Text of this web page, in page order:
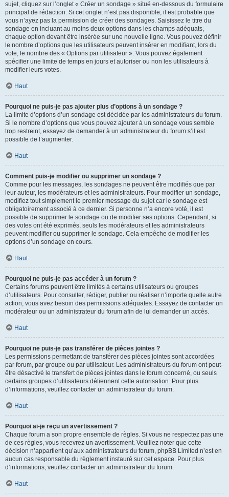
sujet, cliquez sur l’onglet « Créer un sondage » situé en-dessous du formulaire
principal de rédaction. Si cet onglet n’est pas disponible, il est probable que
vous n’ayez pas la permission de créer des sondages. Saisissez le titre du
sondage en incluant au moins deux options dans les champs adéquats,
chaque option devant être insérée sur une nouvelle ligne. Vous pouvez définir
le nombre d’options que les utilisateurs peuvent insérer en modifiant, lors du
vote, le nombre des « Options par utilisateur ». Vous pouvez également
spécifier une limite de temps en jours et autoriser ou non les utilisateurs à
modifier leurs votes.
Haut
Pourquoi ne puis-je pas ajouter plus d’options à un sondage ?
La limite d’options d’un sondage est décidée par les administrateurs du forum.
Si le nombre d’options que vous pouvez ajouter à un sondage vous semble
trop restreint, essayez de demander à un administrateur du forum s’il est
possible de l’augmenter.
Haut
Comment puis-je modifier ou supprimer un sondage ?
Comme pour les messages, les sondages ne peuvent être modifiés que par
leur auteur, les modérateurs et les administrateurs. Pour modifier un sondage,
modifiez tout simplement le premier message du sujet car le sondage est
obligatoirement associé à ce dernier. Si personne n’a encore voté, il est
possible de supprimer le sondage ou de modifier ses options. Cependant, si
des votes ont été exprimés, seuls les modérateurs et les administrateurs
peuvent modifier ou supprimer le sondage. Cela empêche de modifier les
options d’un sondage en cours.
Haut
Pourquoi ne puis-je pas accéder à un forum ?
Certains forums peuvent être limités à certains utilisateurs ou groupes
d’utilisateurs. Pour consulter, rédiger, publier ou réaliser n’importe quelle autre
action, vous avez besoin des permissions adéquates. Essayez de contacter un
modérateur ou un administrateur du forum afin de lui demander un accès.
Haut
Pourquoi ne puis-je pas transférer de pièces jointes ?
Les permissions permettant de transférer des pièces jointes sont accordées
par forum, par groupe ou par utilisateur. Les administrateurs du forum ont peut-
être désactivé le transfert de pièces jointes dans le forum concerné, ou seuls
certains groupes d’utilisateurs détiennent cette autorisation. Pour plus
d’informations, veuillez contacter un administrateur du forum.
Haut
Pourquoi ai-je reçu un avertissement ?
Chaque forum a son propre ensemble de règles. Si vous ne respectez pas une
de ces règles, vous recevrez un avertissement. Veuillez noter que cette
décision n’appartient qu’aux administrateurs du forum, phpBB Limited n’est en
aucun cas responsable du règlement instauré sur cet espace. Pour plus
d’informations, veuillez contacter un administrateur du forum.
Haut